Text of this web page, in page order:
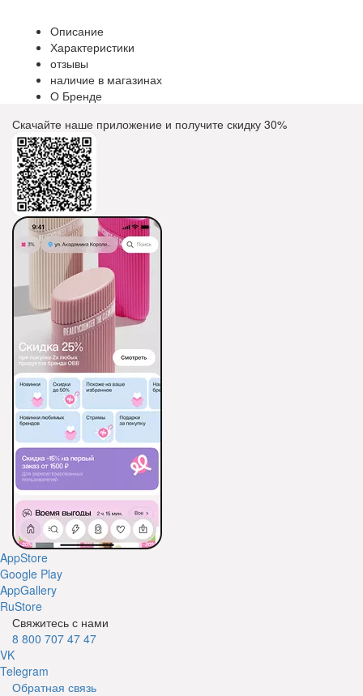
Описание
Характеристики
отзывы
наличие в магазинах
О Бренде
Скачайте наше приложение и получите скидку 30%
AppStore
Google Play
AppGallery
RuStore
Свяжитесь с нами
8 800 707 47 47
VK
Telegram
Обратная связь